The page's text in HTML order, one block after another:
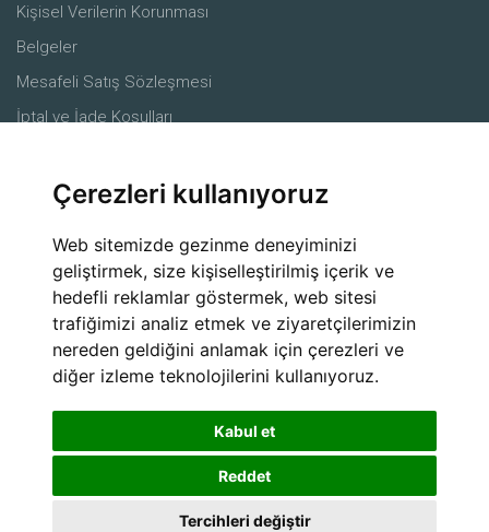
Çerezleri kullanıyoruz
Web sitemizde gezinme deneyiminizi
geliştirmek, size kişiselleştirilmiş içerik ve
hedefli reklamlar göstermek, web sitesi
trafiğimizi analiz etmek ve ziyaretçilerimizin
nereden geldiğini anlamak için çerezleri ve
diğer izleme teknolojilerini kullanıyoruz.
Kabul et
Reddet
Tercihleri değiştir
Kişisel Verilerin Korunması
Belgeler
Mesafeli Satış Sözleşmesi
İptal ve İade Koşulları
Ürünler
Ziraat mühendisleri
Alıcılar
Lojistik Firmaları
Sosyal Medya